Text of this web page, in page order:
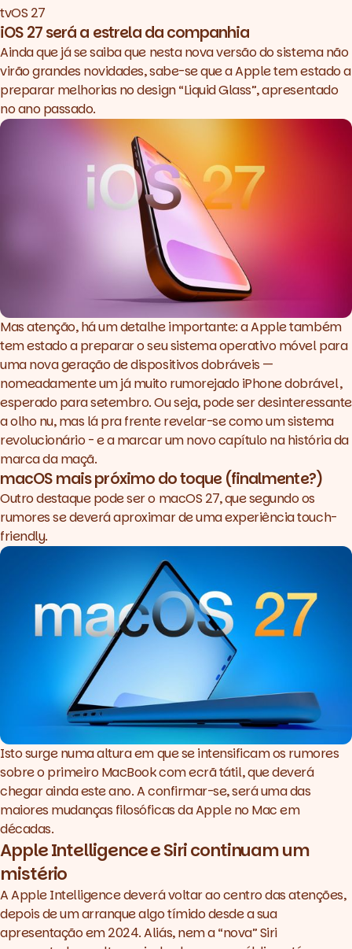
tvOS 27
iOS 27 será a estrela da companhia
Ainda que já se saiba que nesta nova versão do sistema não
virão grandes novidades, sabe-se que a Apple tem estado a
preparar melhorias no design “Liquid Glass”, apresentado
no ano passado.
Mas atenção, há um detalhe importante: a Apple também
tem estado a preparar o seu sistema operativo móvel para
uma nova geração de dispositivos dobráveis —
nomeadamente um já muito rumorejado iPhone dobrável,
esperado para setembro. Ou seja, pode ser desinteressante
a olho nu, mas lá pra frente revelar-se como um sistema
revolucionário - e a marcar um novo capítulo na história da
marca da maçã.
macOS mais próximo do toque (finalmente?)
Outro destaque pode ser o macOS 27, que segundo os
rumores se deverá aproximar de uma experiência touch-
friendly.
Isto surge numa altura em que se intensificam os rumores
sobre o primeiro MacBook com ecrã tátil, que deverá
chegar ainda este ano. A confirmar-se, será uma das
maiores mudanças filosóficas da Apple no Mac em
décadas.
Apple Intelligence e Siri continuam um
mistério
A Apple Intelligence deverá voltar ao centro das atenções,
depois de um arranque algo tímido desde a sua
apresentação em 2024. Aliás, nem a “nova” Siri